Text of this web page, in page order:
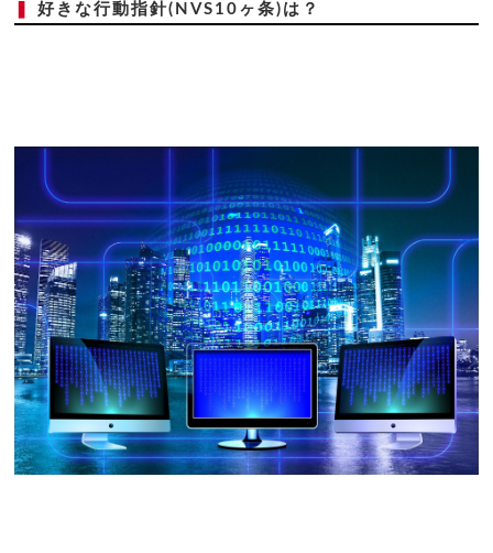
❚好きな行動指針(NVS10ヶ条)は？